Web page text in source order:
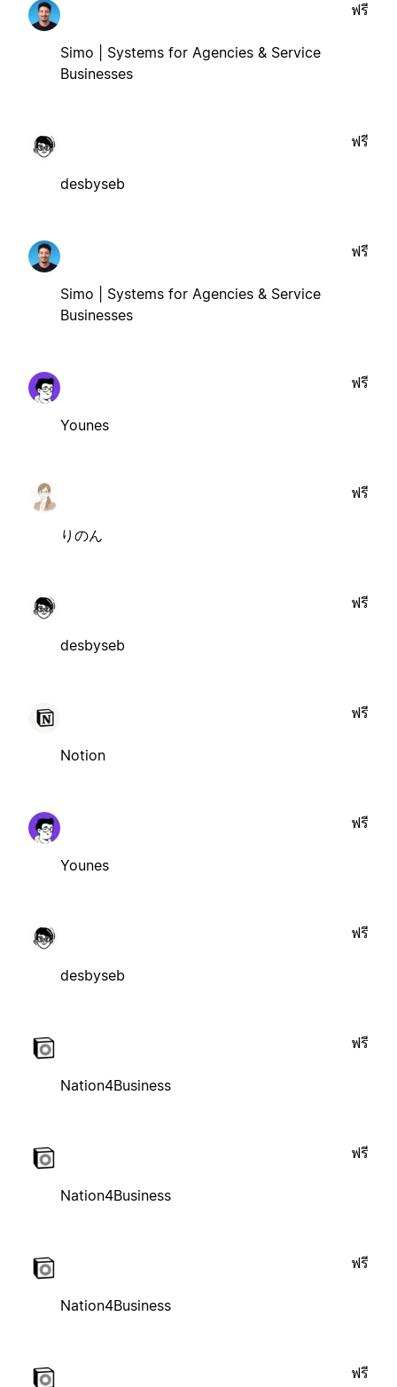
Simo | Systems for Agencies & Service
Businesses
ฟรี
desbyseb
ฟรี
Simo | Systems for Agencies & Service
Businesses
ฟรี
Younes
ฟรี
りのん
ฟรี
desbyseb
ฟรี
Notion
ฟรี
Younes
ฟรี
desbyseb
ฟรี
Nation4Business
ฟรี
Nation4Business
ฟรี
Nation4Business
ฟรี
ฟรี